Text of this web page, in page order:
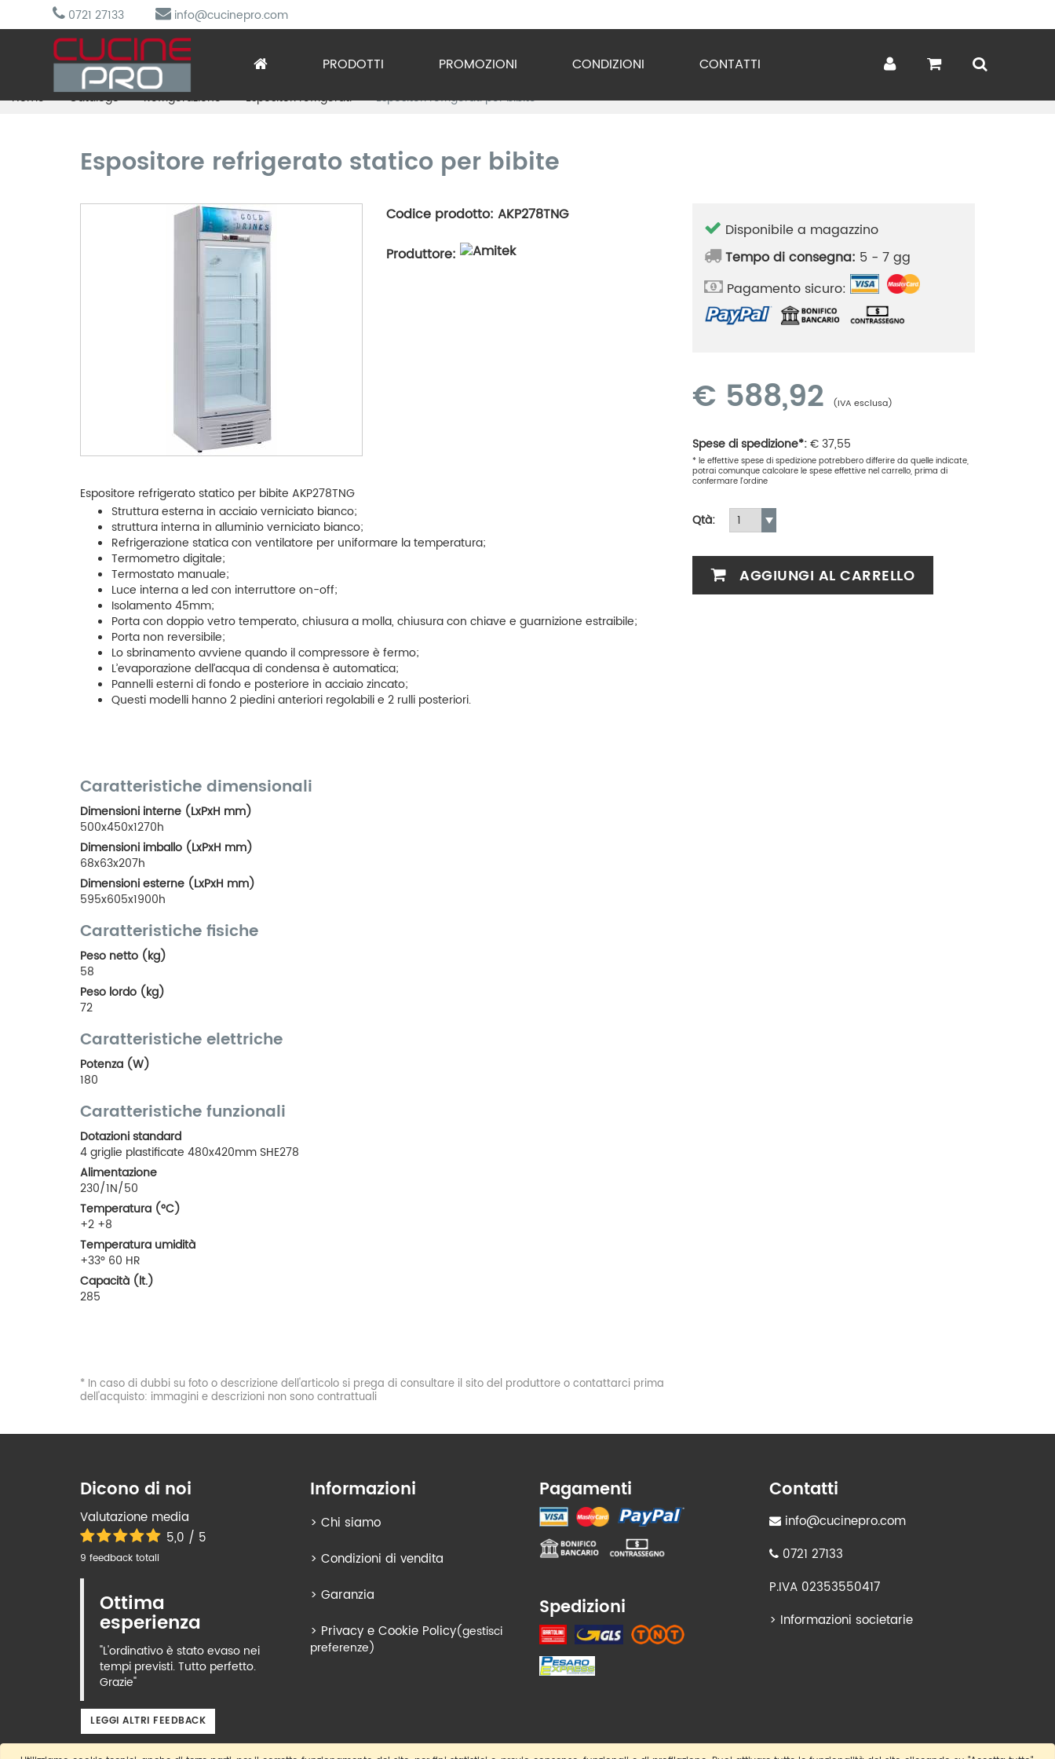
0721 27133 info@cucinepro.com
PRODOTTI
Arredo Inox
PROMOZIONI CONDIZIONI CONTATTI
Home Catalogo Refrigerazione Espositori refrigerati Espositori refrigerati per bibite
Espositore refrigerato statico per bibite
Codice prodotto: AKP278TNG
Produttore:
Espositore refrigerato statico per bibite AKP278TNG
Struttura esterna in acciaio verniciato bianco;
struttura interna in alluminio verniciato bianco;
Refrigerazione statica con ventilatore per uniformare la temperatura;
Termometro digitale;
Termostato manuale;
Luce interna a led con interruttore on-off;
Isolamento 45mm;
Porta con doppio vetro temperato, chiusura a molla, chiusura con chiave e guarnizione estraibile;
Porta non reversibile;
Lo sbrinamento avviene quando il compressore è fermo;
L’evaporazione dell’acqua di condensa è automatica;
Pannelli esterni di fondo e posteriore in acciaio zincato;
Questi modelli hanno 2 piedini anteriori regolabili e 2 rulli posteriori.
Caratteristiche dimensionali
Dimensioni interne (LxPxH mm)
500x450x1270h
Dimensioni imballo (LxPxH mm)
68x63x207h
Dimensioni esterne (LxPxH mm)
595x605x1900h
Caratteristiche fisiche
Peso netto (kg)
58
Peso lordo (kg)
72
Caratteristiche elettriche
Potenza (W)
180
Caratteristiche funzionali
Dotazioni standard
4 griglie plastificate 480x420mm SHE278
Alimentazione
230/1N/50
Temperatura (°C)
+2 +8
Temperatura umidità
+33° 60 HR
Capacità (lt.)
285
* In caso di dubbi su foto o descrizione dell'articolo si prega di consultare il sito del produttore o contattarci prima
dell'acquisto: immagini e descrizioni non sono contrattuali
Disponibile a magazzino
Tempo di consegna: 5 - 7 gg
Pagamento sicuro:
€ 588,92 (IVA esclusa)
Spese di spedizione*:€37,55
* le effettive spese di spedizione potrebbero differire da quelle indicate,
potrai comunque calcolare le spese effettive nel carrello, prima di
confermare l'ordine
Qtà:
AGGIUNGI AL CARRELLO
Dicono di noi
Valutazione media
5,0 / 5
9 feedback totali
Ottima
esperienza
"L'ordinativo è stato evaso nei
tempi previsti. Tutto perfetto.
Grazie"
LEGGI ALTRI FEEDBACK
Informazioni
> Chi siamo
> Condizioni di vendita
> Garanzia
> Privacy e Cookie Policy(gestisci
preferenze)
Pagamenti
Spedizioni
Contatti
info@cucinepro.com
0721 27133
P.IVA 02353550417
> Informazioni societarie